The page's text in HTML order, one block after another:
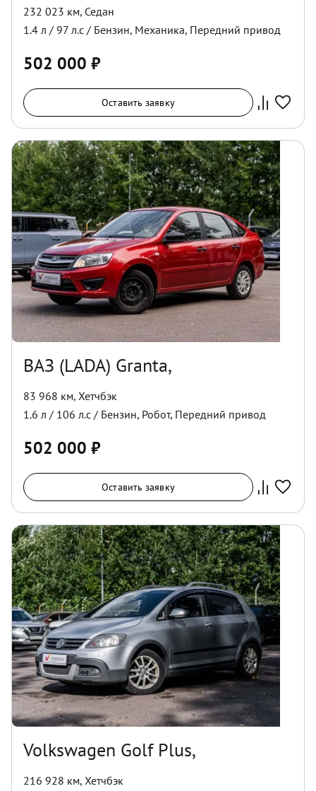
232 023 км, Седан
1.4 л / 97 л.с / Бензин, Механика, Передний привод
502 000 ₽
Оставить заявку
ВАЗ (LADA) Granta,
83 968 км, Хетчбэк
1.6 л / 106 л.с / Бензин, Робот, Передний привод
502 000 ₽
Оставить заявку
Volkswagen Golf Plus,
216 928 км, Хетчбэк